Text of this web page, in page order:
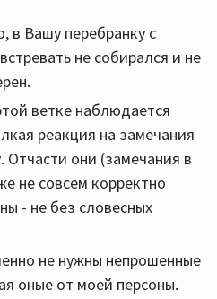
в Вашу перебранку с
не собирался и не
ветке наблюдается
реакция на замечания
Отчасти они (замечания в
не совсем корректно
- не без словесных
не нужны непрошенные
оные от моей персоны.